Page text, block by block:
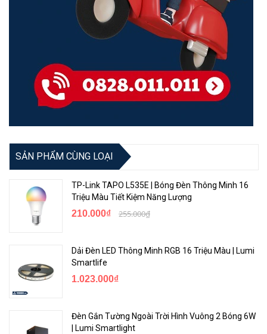
<Hotline: 0828.011.011 - (028)7300.2021 - VoHoang.vn>
SẢN PHẨM CÙNG LOẠI
TP-Link TAPO L535E | Bóng Đèn Thông Minh 16
Triệu Màu Tiết Kiệm Năng Lượng
210.000₫ 255.000₫
Dải Đèn LED Thông Minh RGB 16 Triệu Màu | Lumi
Smartlife
1.023.000₫
Đèn Gắn Tường Ngoài Trời Hình Vuông 2 Bóng 6W
| Lumi Smartlight